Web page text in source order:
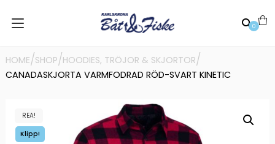
0
HOME/SHOP/HOODIES, TRÖJOR & SKJORTOR/
CANADASKJORTA VARMFODRAD RÖD-SVART KINETIC
REA!
Klipp!